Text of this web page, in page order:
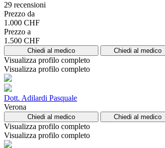
29 recensioni
Prezzo da
1.000 CHF
Prezzo a
1.500 CHF
Chiedi al medico Chiedi al medico
Visualizza profilo completo
Visualizza profilo completo
Dott. Adilardi Pasquale
Verona
Chiedi al medico Chiedi al medico
Visualizza profilo completo
Visualizza profilo completo